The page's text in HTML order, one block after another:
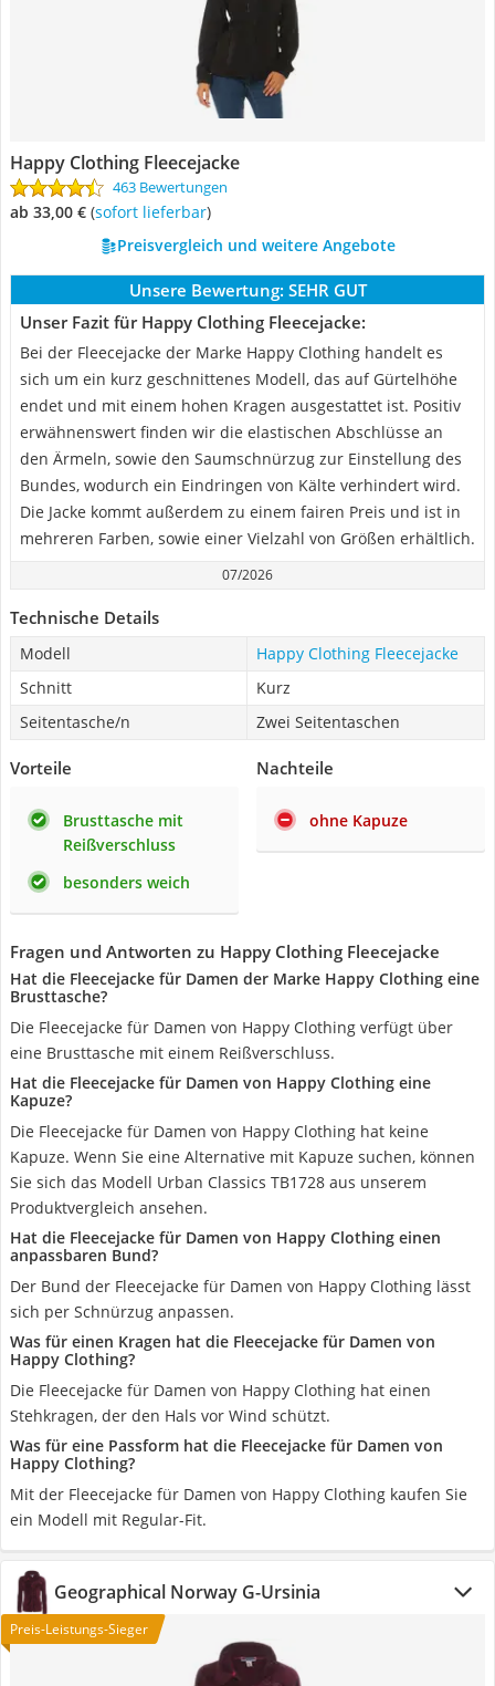
Happy Clothing Fleecejacke
463 Bewertungen
ab 33,00 € ( Sofort lieferbar)
Preisvergleich und weitere Angebote
Unsere Bewertung: SEHR GUT
Unser Fazit für Happy Clothing Fleecejacke:
Bei der Fleecejacke der Marke Happy Clothing handelt es
sich um ein kurz geschnittenes Modell, das auf Gürtelhöhe
endet und mit einem hohen Kragen ausgestattet ist. Positiv
erwähnenswert finden wir die elastischen Abschlüsse an
den Ärmeln, sowie den Saumschnürzug zur Einstellung des
Bundes, wodurch ein Eindringen von Kälte verhindert wird.
Die Jacke kommt außerdem zu einem fairen Preis und ist in
mehreren Farben, sowie einer Vielzahl von Größen erhältlich.
07/2026
Technische Details
Modell
Happy Clothing Fleecejacke
Schnitt
Kurz
Seitentasche/n
Zwei Seitentaschen
Vorteile
Brusttasche mit
Reißverschluss
besonders weich
Nachteile
ohne Kapuze
Fragen und Antworten zu Happy Clothing Fleecejacke
Hat die Fleecejacke für Damen der Marke Happy Clothing eine
Brusttasche?
Die Fleecejacke für Damen von Happy Clothing verfügt über
eine Brusttasche mit einem Reißverschluss.
Hat die Fleecejacke für Damen von Happy Clothing eine
Kapuze?
Die Fleecejacke für Damen von Happy Clothing hat keine
Kapuze. Wenn Sie eine Alternative mit Kapuze suchen, können
Sie sich das Modell Urban Classics TB1728 aus unserem
Produktvergleich ansehen.
Hat die Fleecejacke für Damen von Happy Clothing einen
anpassbaren Bund?
Der Bund der Fleecejacke für Damen von Happy Clothing lässt
sich per Schnürzug anpassen.
Was für einen Kragen hat die Fleecejacke für Damen von
Happy Clothing?
Die Fleecejacke für Damen von Happy Clothing hat einen
Stehkragen, der den Hals vor Wind schützt.
Was für eine Passform hat die Fleecejacke für Damen von
Happy Clothing?
Mit der Fleecejacke für Damen von Happy Clothing kaufen Sie
ein Modell mit Regular-Fit.
Geographical Norway G-Ursinia
Preis-Leistungs-Sieger